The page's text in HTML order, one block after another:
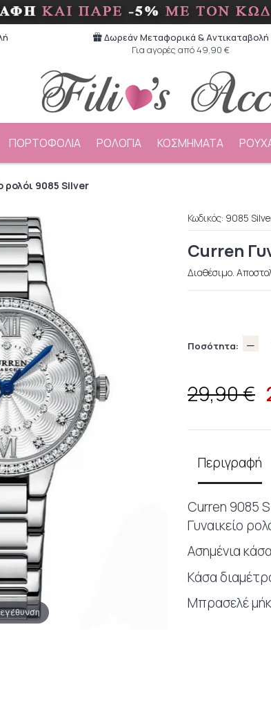
Δωρεάν Μεταφορικά & Aντικαταβολή
Για αγορές από 49,90 €
ΠΟΡΤΟΦΟΛΙΑ ΡΟΛΟΓΙΑ ΚΟΣΜΗΜΑΤΑ
ρολόι 9085 Silver
Κωδικός: 9085
Curren
Διαθέσιμο.
Ποσότητα:
29,90 €
Περιγραφή
Curren 9085
Γυναικείο
Ασημένια
Κάσα
Μπρασελέ